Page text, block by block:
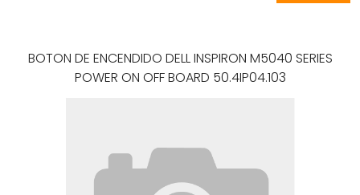
BOTON DE ENCENDIDO DELL INSPIRON M5040 SERIES
POWER ON OFF BOARD 50.4IP04.103